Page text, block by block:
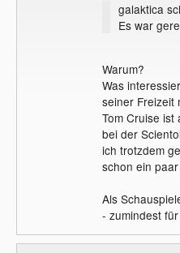
galaktica
Es war
Warum?
Was
seiner Freizeit
Tom Cruise
bei der
ich trotzdem
schon ein
Als
- zumindest